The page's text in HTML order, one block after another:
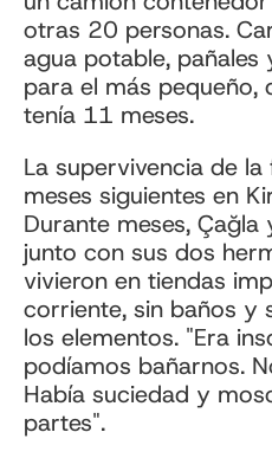
otras 20 personas.
agua potable,
para el más pequeño,
tenía 11 meses.
La supervivencia de
meses siguientes en
Durante meses,
junto con sus dos
vivieron en tiendas
corriente, sin baños y
los elementos. "Era
podíamos bañarnos.
Había suciedad y
partes".